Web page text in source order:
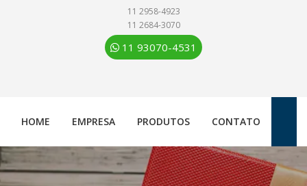
11 2958-4923
11 2684-3070
11 93070-4531
HOME EMPRESA PRODUTOS CONTATO